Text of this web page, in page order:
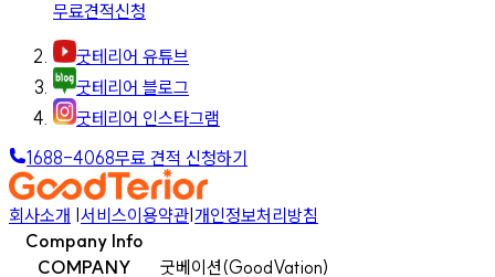
무료견적신청
굿테리어 유튜브
굿테리어 블로그
굿테리어 인스타그램
1688-4068무료 견적 신청하기
회사소개 |서비스이용약관|개인정보처리방침
Company Info
COMPANY
굿베이션(GoodVation)